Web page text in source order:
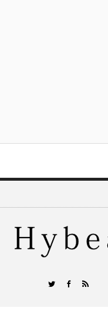
TwitterFacebook